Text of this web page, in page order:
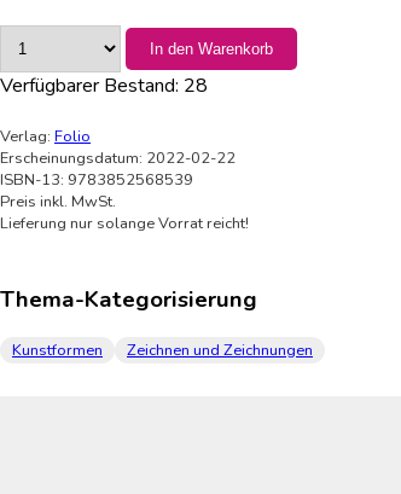
In den Warenkorb
Verfügbarer Bestand: 28
Verlag: Folio
Erscheinungsdatum: 2022-02-22
ISBN-13: 9783852568539
Preis inkl. MwSt.
Lieferung nur solange Vorrat reicht!
Thema-Kategorisierung
Kunstformen Zeichnen und Zeichnungen